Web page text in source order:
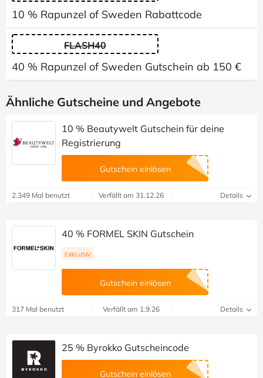
10 % Rapunzel of Sweden Rabattcode
FLASH40
40 % Rapunzel of Sweden Gutschein ab 150 €
Ähnliche Gutscheine und Angebote
10 % Beautywelt Gutschein für deine
Registrierung
Gutschein einlösen
2.349 Mal benutzt Verfällt am 31.12.26 Details
40 % FORMEL SKIN Gutschein
EXKLUSIV
Gutschein einlösen
317 Mal benutzt Verfällt am 1.9.26 Details
25 % Byrokko Gutscheincode
Gutschein einlösen